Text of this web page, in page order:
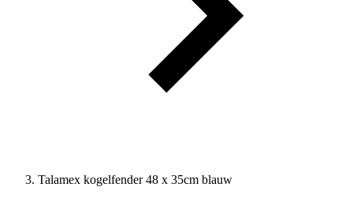
Talamex kogelfender 48 x 35cm blauw